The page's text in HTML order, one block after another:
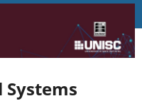
Systems